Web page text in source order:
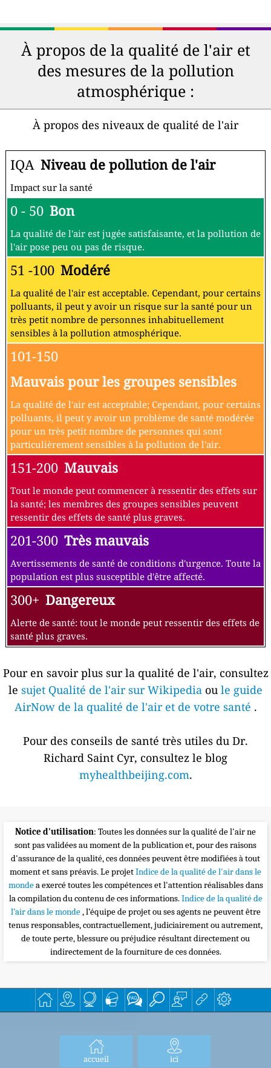
À propos de la qualité de l'air et
des mesures de la pollution
atmosphérique :
À propos des niveaux de qualité de l'air
IQA Niveau de pollution de l'air
Impact sur la santé
0 - 50 Bon
La qualité de l'air est jugée satisfaisante, et la pollution de
l'air pose peu ou pas de risque.
51 -100 Modéré
La qualité de l'air est acceptable. Cependant, pour certains
polluants, il peut y avoir un risque sur la santé pour un
très petit nombre de personnes inhabituellement
sensibles à la pollution atmosphérique.
101-150
Mauvais pour les groupes sensibles
La qualité de l'air est acceptable; Cependant, pour certains
polluants, il peut y avoir un problème de santé modérée
pour un très petit nombre de personnes qui sont
particulièrement sensibles à la pollution de l'air.
151-200 Mauvais
Tout le monde peut commencer à ressentir des effets sur
la santé; les membres des groupes sensibles peuvent
ressentir des effets de santé plus graves.
201-300 Très mauvais
Avertissements de santé de conditions d'urgence. Toute la
population est plus susceptible d'être affecté.
300+ Dangereux
Alerte de santé: tout le monde peut ressentir des effets de
santé plus graves.
Pour en savoir plus sur la qualité de l'air, consultez
le sujet Qualité de l'air sur Wikipedia ou le guide
AirNow de la qualité de l'air et de votre santé .
Pour des conseils de santé très utiles du Dr.
Richard Saint Cyr, consultez le blog
myhealthbeijing.com.
Notice d'utilisation: Toutes les données sur la qualité de l'air ne
sont pas validées au moment de la publication et, pour des raisons
d'assurance de la qualité, ces données peuvent être modifiées à tout
moment et sans préavis. Le projetIndice de la qualité de l'air dans le
mondea exercé toutes les compétences et l'attention réalisables dans
la compilation du contenu de ces informations.Indice de la qualité de
l’air dans le monde, l’équipe de projet ou ses agents ne peuvent être
tenus responsables, contractuellement, judiciairement ou autrement,
de toute perte, blessure ou préjudice résultant directement ou
indirectement de la fourniture de ces données.
accueil ici